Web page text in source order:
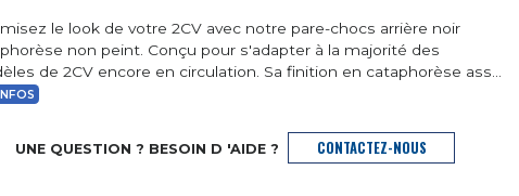
le look de votre 2CV avec notre pare-chocs arrière noir
non peint. Conçu pour s'adapter à la majorité des
de 2CV encore en circulation. Sa finition en cataphorèse ass...
UNE QUESTION ? BESOIN D 'AIDE ? CONTACTEZ-NOUS